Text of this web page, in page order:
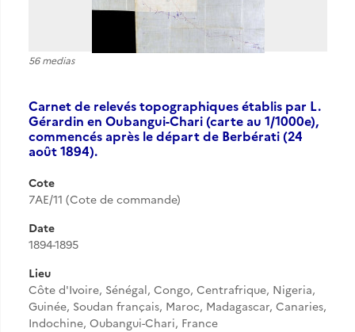
56 medias
Carnet de relevés topographiques établis par L.
Gérardin en Oubangui-Chari (carte au 1/1000e),
commencés après le départ de Berbérati (24
août 1894).
Cote
7AE/11 (Cote de commande)
Date
1894-1895
Lieu
Côte d'Ivoire, Sénégal, Congo, Centrafrique, Nigeria,
Guinée, Soudan français, Maroc, Madagascar, Canaries,
Indochine, Oubangui-Chari, France